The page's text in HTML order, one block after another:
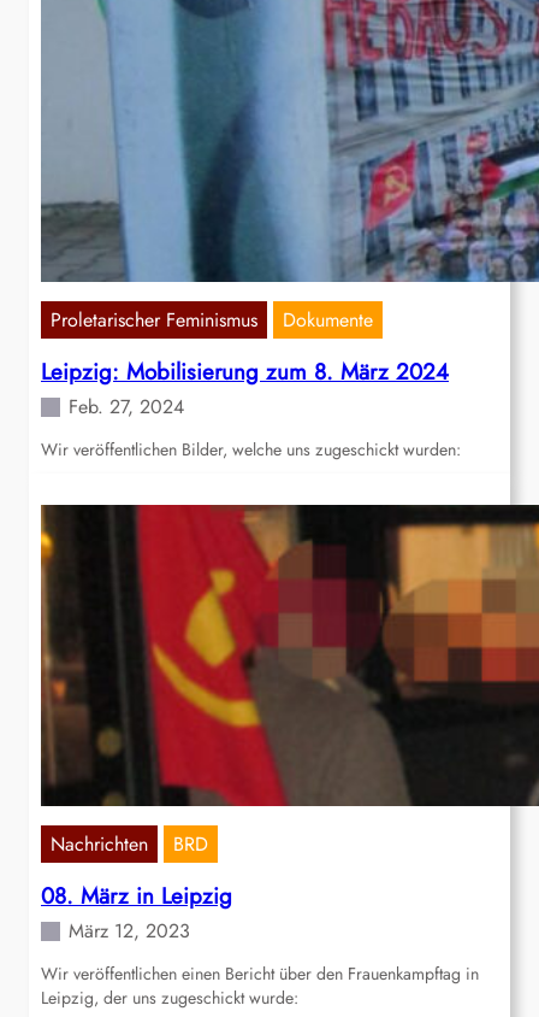
Proletarischer Feminismus Dokumente
Leipzig: Mobilisierung zum 8. März 2024
Feb. 27, 2024
Wir veröffentlichen Bilder, welche uns zugeschickt wurden:
Nachrichten BRD
08. März in Leipzig
März 12, 2023
Wir veröffentlichen einen Bericht über den Frauenkampftag in
Leipzig, der uns zugeschickt wurde: